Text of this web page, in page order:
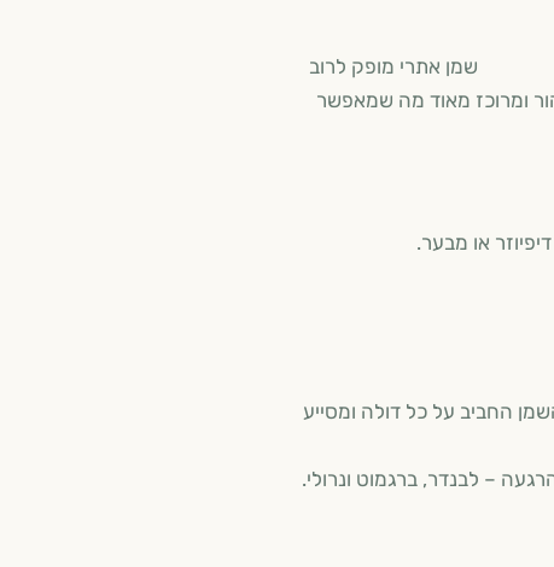
לרוב
ומרוכז מאוד מה שמאפשר
או מבער.
החביב על כל דולה ומסייע
– לבנדר, ברגמוט ונרולי.